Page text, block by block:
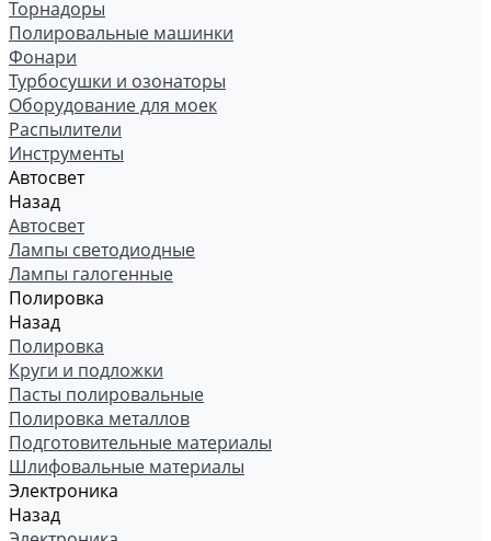
Торнадоры
Полировальные машинки
Фонари
Турбосушки и озонаторы
Оборудование для моек
Распылители
Инструменты
Автосвет
Назад
Автосвет
Лампы светодиодные
Лампы галогенные
Полировка
Назад
Полировка
Круги и подложки
Пасты полировальные
Полировка металлов
Подготовительные материалы
Шлифовальные материалы
Электроника
Назад